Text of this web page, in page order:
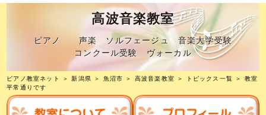
高波音楽教室
ピアノ 声楽 ソルフェージュ 音楽大学受験
コンクール受験 ヴォーカル
ピアノ教室ネット ＞新潟県 ＞ 魚沼市 ＞ 高波音楽教室 ＞ トピックス一覧 ＞ 教室
平常通りです